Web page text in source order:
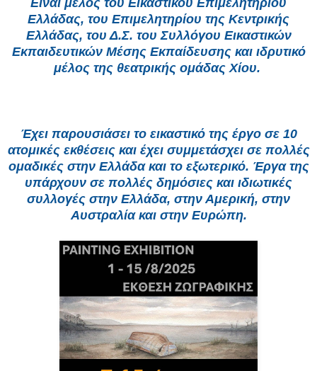
Ελλάδας, του Επιμελητηρίου της Κεντρικής
Ελλάδας, του Δ.Σ. του Συλλόγου Εικαστικών
Εκπαιδευτικών Μέσης Εκπαίδευσης και ιδρυτικό
μέλος της θεατρικής ομάδας Χίου.
Έχει παρουσιάσει το εικαστικό της έργο σε 10
ατομικές εκθέσεις και έχει συμμετάσχει σε πολλές
ομαδικές στην Ελλάδα και το εξωτερικό. Έργα της
υπάρχουν σε πολλές δημόσιες και ιδιωτικές
συλλογές στην Ελλάδα, στην Αμερική, στην
Αυστραλία και στην Ευρώπη.